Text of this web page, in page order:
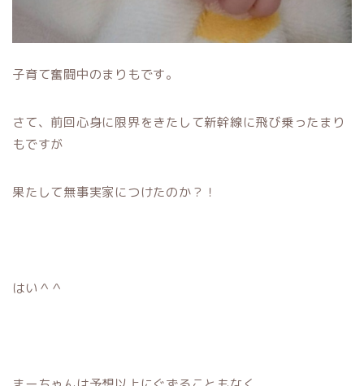
子育て奮闘中のまりもです。
さて、前回心身に限界をきたして新幹線に飛び乗ったまり
もですが
果たして無事実家につけたのか？！
はい＾＾